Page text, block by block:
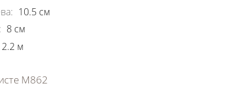
: 10.5 см
: 8 см
2.2 м
М862